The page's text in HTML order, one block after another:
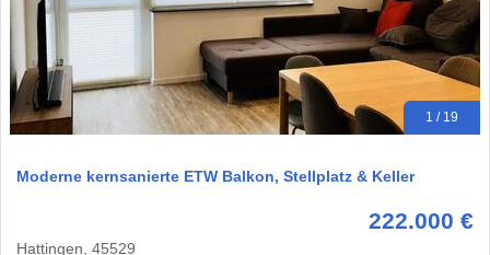
1 / 19
Moderne kernsanierte ETW Balkon, Stellplatz & Keller
222.000 €
Hattingen, 45529